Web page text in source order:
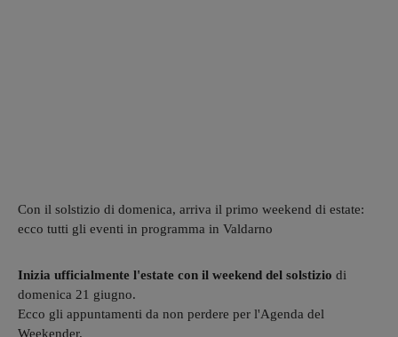
Con il solstizio di domenica, arriva il primo weekend di estate:
ecco tutti gli eventi in programma in Valdarno
Inizia ufficialmente l'estate con il weekend del solstizio di
domenica 21 giugno.
Ecco gli appuntamenti da non perdere per l'Agenda del
Weekender.